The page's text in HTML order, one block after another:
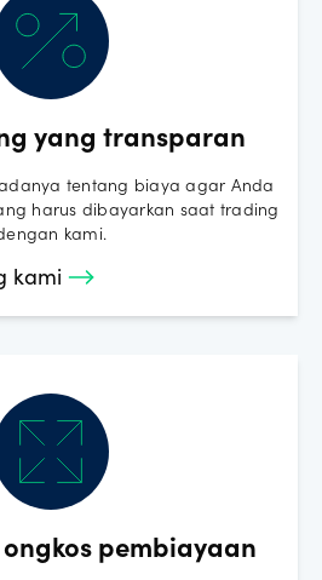
yang transparan
tentang biaya agar Anda
harus dibayarkan saat trading
kami.
kami
pembiayaan